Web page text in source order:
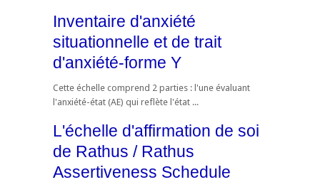
Inventaire d'anxiété
situationnelle et de trait
d'anxiété-forme Y
Cette échelle comprend 2 parties : l'une évaluant
l'anxiété-état (AE) qui reflète l'état ...
L'échelle d'affirmation de soi
de Rathus / Rathus
Assertiveness Schedule